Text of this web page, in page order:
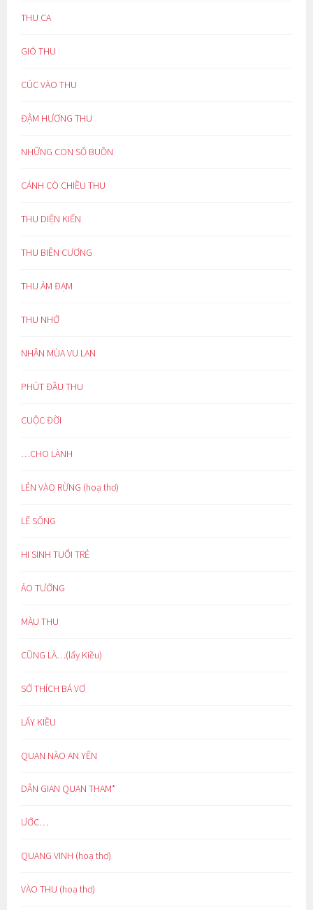
THU CA
GIÓ THU
CÚC VÀO THU
ĐẬM HƯƠNG THU
NHỮNG CON SỐ BUỒN
CÁNH CÒ CHIỀU THU
THU DIỆN KIẾN
THU BIÊN CƯƠNG
THU ẢM ĐẠM
THU NHỚ
NHÂN MÙA VU LAN
PHÚT ĐẦU THU
CUỘC ĐỜI
…CHO LÀNH
LẺN VÀO RỪNG (hoạ thơ)
LẼ SỐNG
HI SINH TUỔI TRẺ
ẢO TƯỞNG
MÀU THU
CŨNG LÀ…(lẩy Kiều)
SỞ THÍCH BÁ VƠ
LẨY KIỀU
QUAN NÀO AN YÊN
DÂN GIAN QUAN THAM*
ƯỚC…
QUANG VINH (hoạ thơ)
VÀO THU (hoạ thơ)